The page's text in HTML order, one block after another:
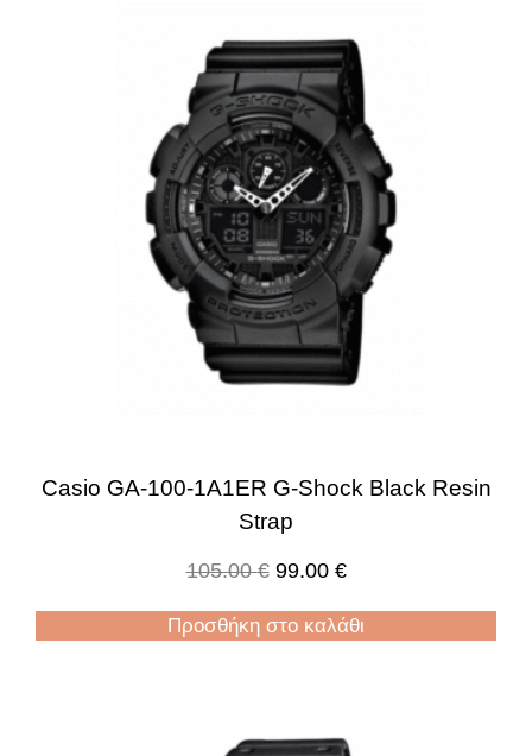
Casio GA-100-1A1ER G-Shock Black Resin
Strap
105.00€ 99.00 €
Προσθήκη στο καλάθι